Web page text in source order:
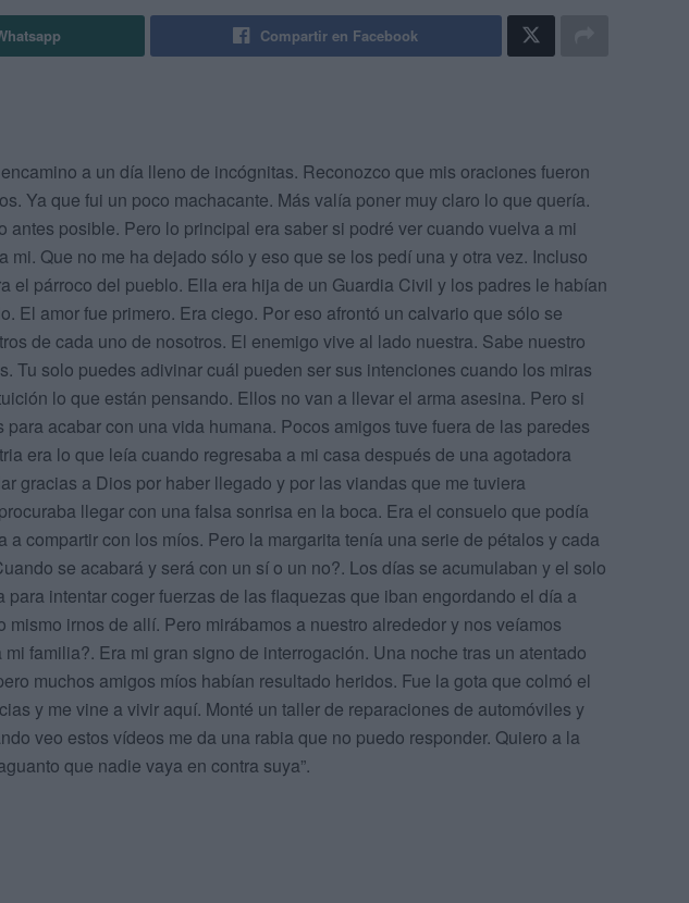
Compartir en Facebook
a un día lleno de incógnitas. Reconozco que mis oraciones fueron
Ya que fui un poco machacante. Más valía poner muy claro lo que quería.
antes posible. Pero lo principal era saber si podré ver cuando vuelva a mi
mi. Que no me ha dejado sólo y eso que se los pedí una y otra vez. Incluso
el párroco del pueblo. Ella era hija de un Guardia Civil y los padres le habían
El amor fue primero. Era ciego. Por eso afrontó un calvario que sólo se
de cada uno de nosotros. El enemigo vive al lado nuestra. Sabe nuestro
Tu solo puedes adivinar cuál pueden ser sus intenciones cuando los miras
lo que están pensando. Ellos no van a llevar el arma asesina. Pero si
acabar con una vida humana. Pocos amigos tuve fuera de las paredes
era lo que leía cuando regresaba a mi casa después de una agotadora
gracias a Dios por haber llegado y por las viandas que me tuviera
llegar con una falsa sonrisa en la boca. Era el consuelo que podía
a compartir con los míos. Pero la margarita tenía una serie de pétalos y cada
se acabará y será con un sí o un no?. Los días se acumulaban y el solo
para intentar coger fuerzas de las flaquezas que iban engordando el día a
mismo irnos de allí. Pero mirábamos a nuestro alrededor y nos veíamos
familia?. Era mi gran signo de interrogación. Una noche tras un atentado
muchos amigos míos habían resultado heridos. Fue la gota que colmó el
y me vine a vivir aquí. Monté un taller de reparaciones de automóviles y
veo estos vídeos me da una rabia que no puedo responder. Quiero a la
que nadie vaya en contra suya”.